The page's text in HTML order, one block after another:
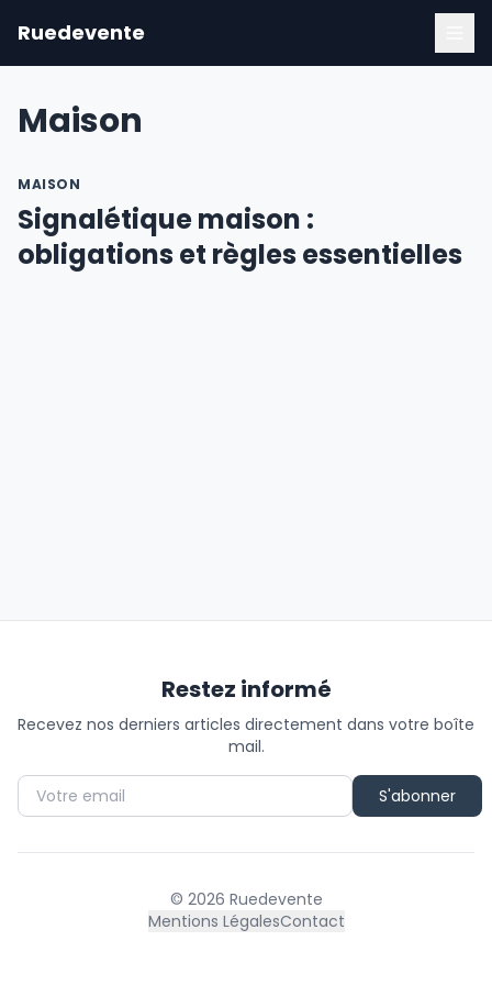
Ruedevente
Maison
MAISON
Signalétique maison :
obligations et règles essentielles
Restez informé
Recevez nos derniers articles directement dans votre boîte
mail.
S'abonner
© 2026 Ruedevente
Mentions LégalesContact